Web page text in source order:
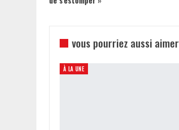
vous pourriez aussi aimer
À LA UNE